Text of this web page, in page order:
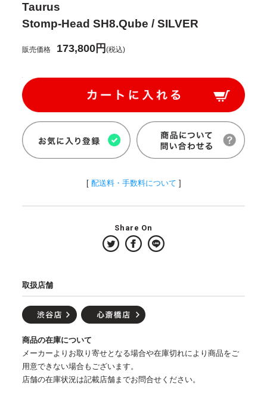
Taurus
Stomp-Head SH8.Qube / SILVER
販売価格 173,800円(税込)
[ 配送料・手数料について ]
Share On
取扱店舗
商品の在庫について
メーカーよりお取り寄せとなる場合や在庫切れにより商品をご
用意できない場合もございます。
店舗の在庫状況は記載店舗までお問合せください。